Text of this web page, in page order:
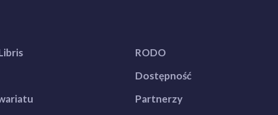
RODO
Dostępność
Partnerzy